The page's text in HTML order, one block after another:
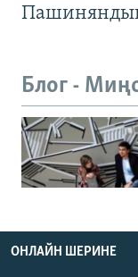
Блог -
ОНЛАЙН ШЕРИНЕ